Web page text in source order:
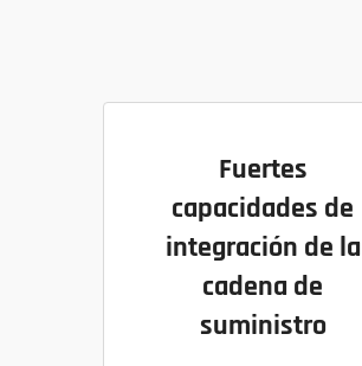
Fuertes
capacidades de
integración de la
cadena de
suministro